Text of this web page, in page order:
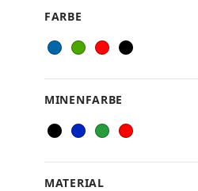
FARBE
MINENFARBE
MATERIAL